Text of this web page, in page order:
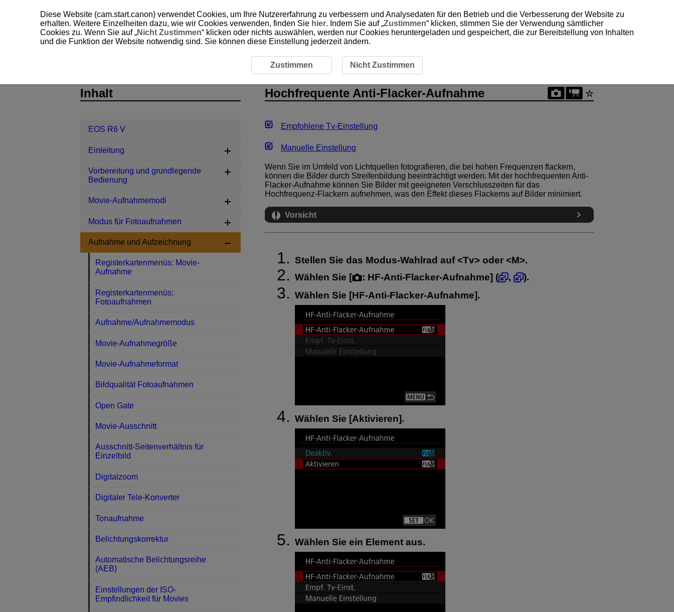
Aufnahme und Aufzeichnung Hochfrequente Anti-Flacker-Aufnahme
Hochfrequente Anti-Flacker-Aufnahme
Empfohlene Tv-Einstellung
Manuelle Einstellung
Wenn Sie im Umfeld von Lichtquellen fotografieren, die bei hohen Frequenzen flackern,
können die Bilder durch Streifenbildung beeinträchtigt werden. Mit der hochfrequenten Anti-
Flacker-Aufnahme können Sie Bilder mit geeigneten Verschlusszeiten für das
Hochfrequenz-Flackern aufnehmen, was den Effekt dieses Flackerns auf Bilder minimiert.
Vorsicht
Stellen Sie das Modus-Wahlrad auf Tv oder M
.
Wählen Sie [
: HF-Anti-Flacker-Aufnahme] ( ,
).
Wählen Sie [HF-Anti-Flacker-Aufnahme].
Wählen Sie [Aktivieren].
Wählen Sie ein Element aus.
Inhalt
EOS R6 V
Einleitung
Vorbereitung und grundlegende
Bedienung
Movie-Aufnahmemodi
Modus für Fotoaufnahmen
Aufnahme und Aufzeichnung
Registerkartenmenüs: Movie-
Aufnahme
Registerkartenmenüs:
Fotoaufnahmen
Aufnahme/Aufnahmemodus
Movie-Aufnahmegröße
Movie-Aufnahmeformat
Bildqualität Fotoaufnahmen
Open Gate
Movie-Ausschnitt
Ausschnitt-Seitenverhältnis für
Einzelbild
Digitalzoom
Digitaler Tele-Konverter
Tonaufnahme
Belichtungskorrektur
Automatische Belichtungsreihe
(AEB)
Einstellungen der ISO-
Empfindlichkeit für Movies
Diese Website (cam.start.canon) verwendet Cookies, um Ihre Nutzererfahrung zu verbessern und Analysedaten für den Betrieb und die Verbesserung der Website zu
erhalten. Weitere Einzelheiten dazu, wie wir Cookies verwenden, finden Sie hier. Indem Sie auf „Zustimmen“ klicken, stimmen Sie der Verwendung sämtlicher
Cookies zu. Wenn Sie auf „Nicht Zustimmen“ klicken oder nichts auswählen, werden nur Cookies heruntergeladen und gespeichert, die zur Bereitstellung von Inhalten
und die Funktion der Website notwendig sind. Sie können diese Einstellung jederzeit ändern.
Zustimmen Nicht Zustimmen